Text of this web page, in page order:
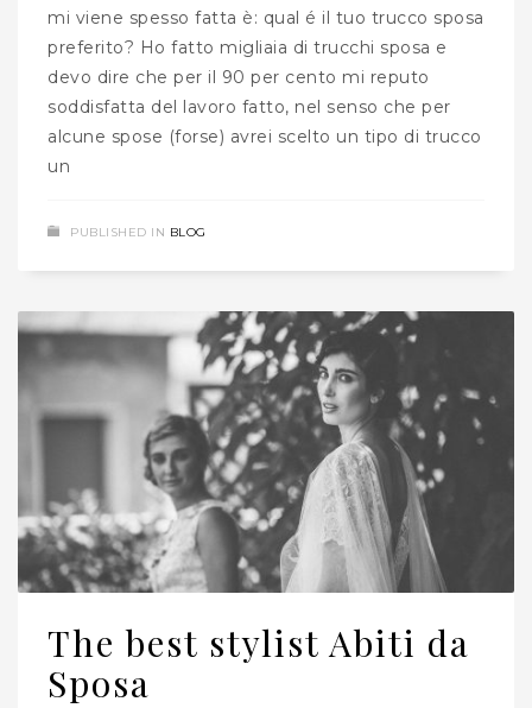
mi viene spesso fatta è: qual é il tuo trucco sposa
preferito? Ho fatto migliaia di trucchi sposa e
devo dire che per il 90 per cento mi reputo
soddisfatta del lavoro fatto, nel senso che per
alcune spose (forse) avrei scelto un tipo di trucco
un
PUBLISHED IN BLOG
The best stylist Abiti da
Sposa